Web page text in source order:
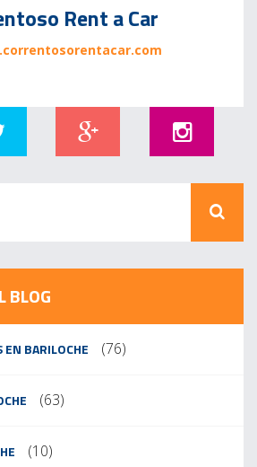
Rent a Car
BLOG
EN BARILOCHE (76)
(63)
(10)